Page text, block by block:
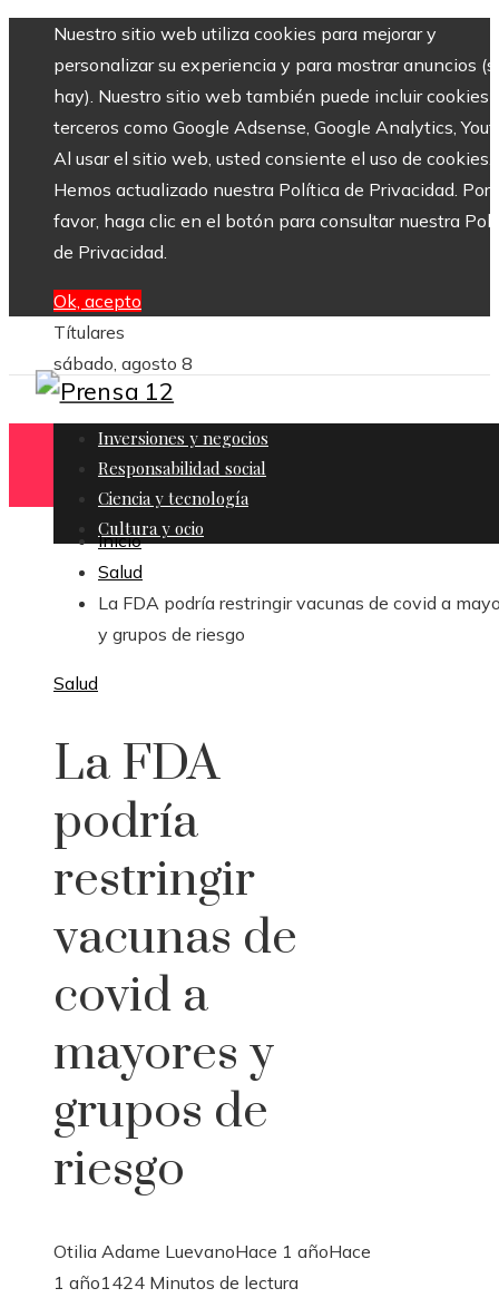
Nuestro sitio web utiliza cookies para mejorar y
personalizar su experiencia y para mostrar anuncios
hay). Nuestro sitio web también puede incluir cookies
terceros como Google Adsense, Google Analytics,
Al usar el sitio web, usted consiente el uso de cookies.
Hemos actualizado nuestra Política de Privacidad. Por
favor, haga clic en el botón para consultar nuestra
de Privacidad.
Ok, acepto
Títulares
sábado, agosto 8
Inversiones y negocios
Responsabilidad social
Ciencia y tecnología
Cultura y ocio
Inicio
Salud
La FDA podría restringir vacunas de covid a
y grupos de riesgo
Salud
La FDA
podría
restringir
vacunas de
covid a
mayores y
grupos de
riesgo
Otilia Adame LuevanoHace 1 añoHace
1 año1424 Minutos de lectura